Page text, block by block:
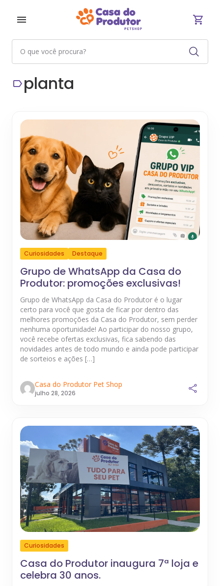
planta
Curiosidades Destaque
Grupo de WhatsApp da Casa do
Produtor: promoções exclusivas!
Grupo de WhatsApp da Casa do Produtor é o lugar
certo para você que gosta de ficar por dentro das
melhores promoções da Casa do Produtor, sem perder
nenhuma oportunidade! Ao participar do nosso grupo,
você recebe ofertas exclusivas, fica sabendo das
novidades antes de todo mundo e ainda pode participar
de sorteios e ações […]
Casa do Produtor Pet Shop
julho 28, 2026
Curiosidades
Casa do Produtor inaugura 7ª loja e
celebra 30 anos.